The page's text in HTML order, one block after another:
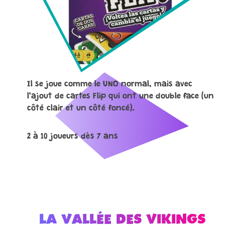
Il se joue comme le UNO normal, mais avec
l’ajout de cartes Flip qui ont une double face (un
côté clair et un côté foncé).
2 à 10 joueurs dès 7 ans
LA VALLÉE DES VIKINGS